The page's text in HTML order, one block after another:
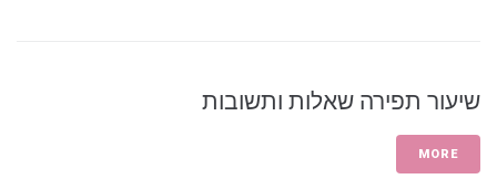
שיעור תפירה שאלות ותשובות
MORE